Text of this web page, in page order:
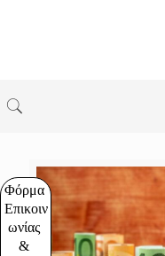
Φόρμα
Επικοιν
ωνίας
&